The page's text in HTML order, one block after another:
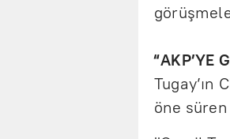
“AKP’YE
Tugay’ın
öne süren